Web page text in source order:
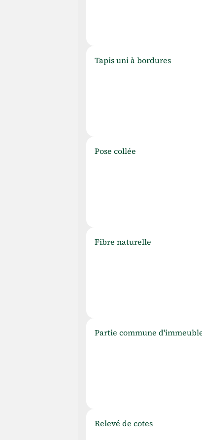
Tapis uni à bordures
Pose collée
Fibre naturelle
Partie commune
Relevé de cotes